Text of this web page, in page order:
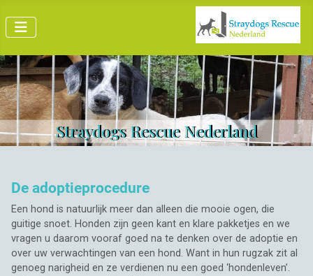
Straydogs Rescue Nederland
De adoptieprocedure
Een hond is natuurlijk meer dan alleen die mooie ogen, die
guitige snoet. Honden zijn geen kant en klare pakketjes en we
vragen u daarom vooraf goed na te denken over de adoptie en
over uw verwachtingen van een hond. Want in hun rugzak zit al
genoeg narigheid en ze verdienen nu een goed ‘hondenleven’.